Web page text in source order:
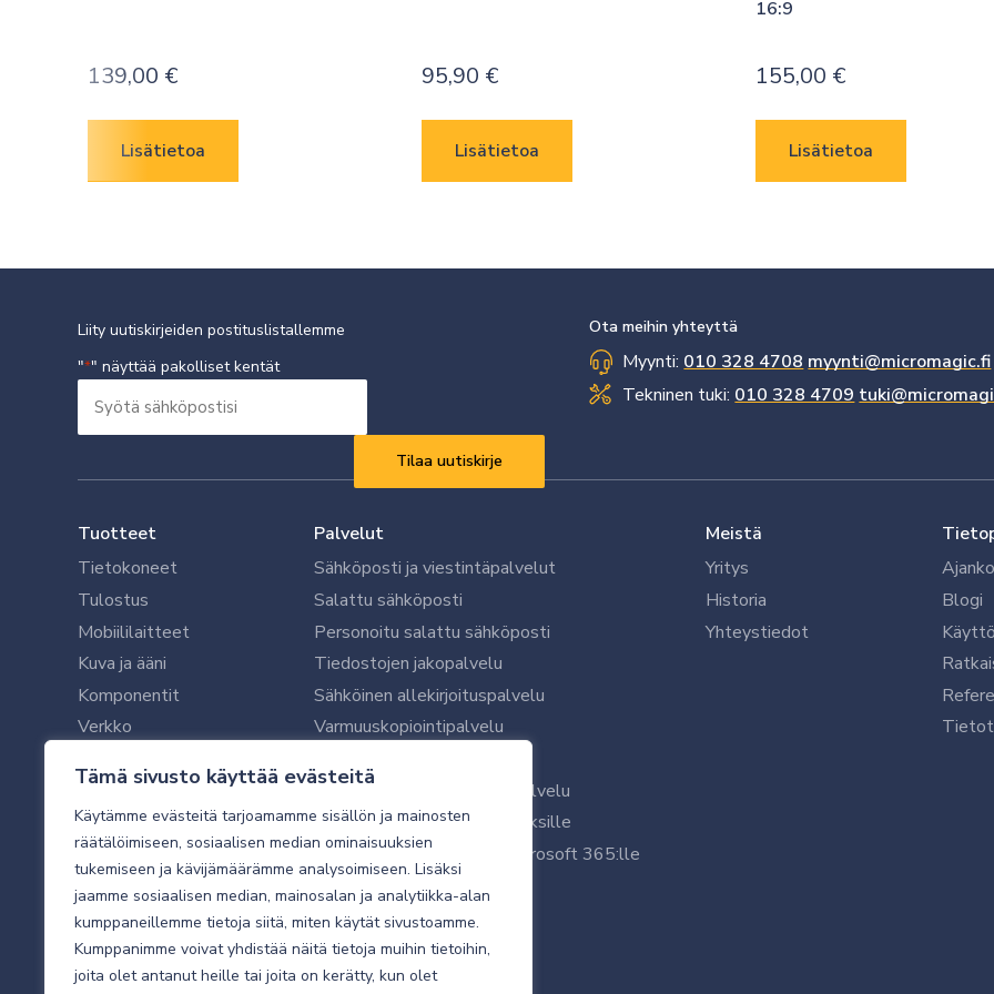
Tämä sivusto käyttää evästeitä
Käytämme evästeitä tarjoamamme sisällön ja mainosten
räätälöimiseen, sosiaalisen median ominaisuuksien
tukemiseen ja kävijämäärämme analysoimiseen. Lisäksi
jaamme sosiaalisen median, mainosalan ja analytiikka-alan
kumppaneillemme tietoja siitä, miten käytät sivustoamme.
Kumppanimme voivat yhdistää näitä tietoja muihin tietoihin,
joita olet antanut heille tai joita on kerätty, kun olet
139,00 €
Lisätietoa
95,90 €
Lisätietoa
16:9
155,00 €
Lisätietoa
Liity uutiskirjeiden postituslistallemme
"*" näyttää pakolliset kentät
sähköpostisi
Ota meihin yhteyttä
Myynti: 010 328 4708 myynti@micromagic.fi
Tekninen tuki: 010 328 4709
Tuotteet
Tietokoneet
Tulostus
Mobiililaitteet
Kuva ja ääni
Komponentit
Verkko
Oheislaitteet
Palvelut
Sähköposti ja viestintäpalvelut
Salattu sähköposti
Personoitu salattu sähköposti
Tiedostojen jakopalvelu
Sähköinen allekirjoituspalvelu
Varmuuskopiointipalvelu
Microsoft 365 -varmistuspalvelu
WithSecure tietoturva yrityksille
WithSecuren tietoturva Microsoft 365:lle
Käyttäjätukipalvelu
Tietoturvakartoitus
Sähköpostikartoitus
Valvottu tietoturva 24/7
Meistä
Yritys
Historia
Yhteystiedot
Blogi